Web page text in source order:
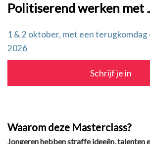
Politiserend werken met
1 & 2 oktober, met een
2026
Schrijf je in
Waarom deze Masterclass?
Jongeren hebben straffe ideeën, talenten